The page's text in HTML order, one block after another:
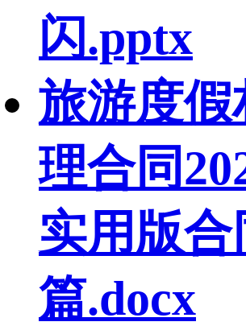
闪.pptx
旅游度假
理合同
实用版合
篇.docx